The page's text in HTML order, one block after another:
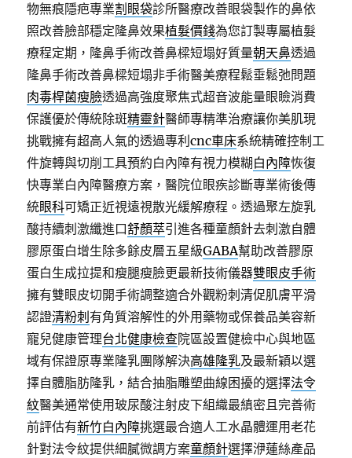
物無痕隱疤專業割眼袋診所醫療改善眼袋製作的鼻依
照改善臉部穩定隆鼻效果植髮價錢為您訂製專屬植髮
療程定期，隆鼻手術改善鼻樑短塌好質量朝天鼻透過
隆鼻手術改善鼻樑短塌非手術醫美療程鬆垂鬆弛問題
肉毒桿菌瘦臉透過高強度聚焦式超音波能量眼瞼消費
保護優於傳統除斑精靈針醫師專精準治療讓你美肌現
挑戰擁有超高人氣的透過專利cnc車床系統精確控制工
件旋轉與切削工具預約白內障有視力模糊 白內障恢復
快專業白內障醫療方案，醫院位眼疾診斷專業術後傳
統眼科可矯正近視遠視散光緩解療程。透過聚左旋乳
酸持續刺激纖進口舒顏萃引進各種童顏針去刺激自體
膠原蛋白增生除多餘皮層五星級GABA幫助改善膠原
蛋白生成拉提和瘦腿瘦臉更最新技術儀器雙眼皮手術
擁有雙眼皮切開手術調整適合外觀粉刺清促肌膚平滑
認證清粉刺 有角質溶解性的外用藥物或保養品美容新
寵兒健康管理台北健康檢查院區設置健檢中心與地區
域有保證原專業隆乳團隊解決高雄隆乳及最新穎以選
擇自體脂肪隆乳，結合抽脂雕塑曲線困擾的選擇法令
紋醫美通常使用玻尿酸注射皮下組織最縝密且完善術
前評估有新竹白內障挑選最合適人工水晶體運用老花
針對法令紋提供細膩微調方案童顏針選擇洢蓮絲產品